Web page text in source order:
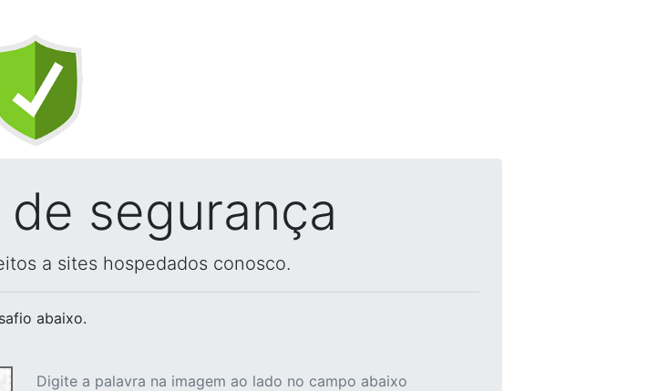
segurança
a sites hospedados conosco.
abaixo.
Digite a palavra na imagem ao lado no campo abaixo